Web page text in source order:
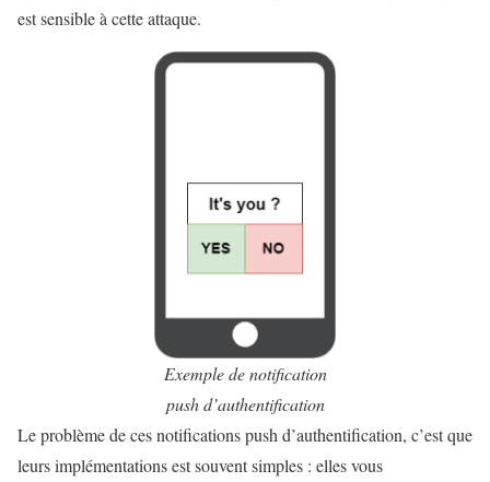
est sensible à cette attaque.
Exemple de notification
push d’authentification
Le problème de ces notifications push d’authentification, c’est que
leurs implémentations est souvent simples : elles vous